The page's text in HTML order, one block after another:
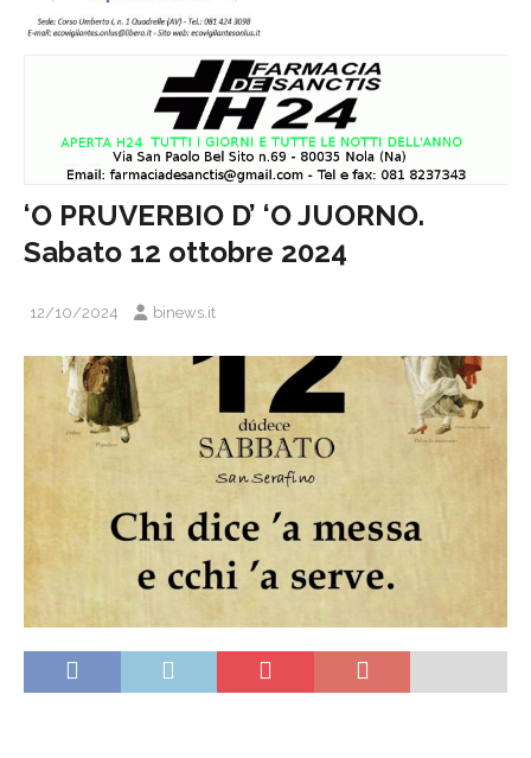
‘O PRUVERBIO D’ ‘O JUORNO.
Sabato 12 ottobre 2024
12/10/2024 binews.it